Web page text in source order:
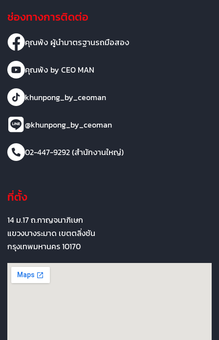
ช่องทางการติดต่อ
คุณพ้ง ผู้นำมาตรฐานรถมือสอง
คุณพ้ง by CEO MAN
khunpong_by_ceoman
@khunpong_by_ceoman
02-447-9292 (สำนักงานใหญ่)
ที่ตั้ง
14 ม.17 ถ.กาญจนาภิเษก
แขวงบางระมาด เขตตลิ่งชัน
กรุงเทพมหานคร 10170